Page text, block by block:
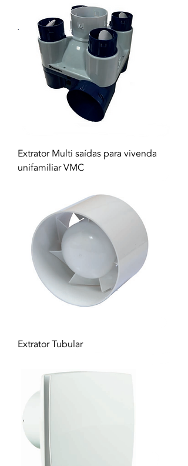
Extrator Multi saídas para vivenda
unifamiliar VMC
Extrator Tubular